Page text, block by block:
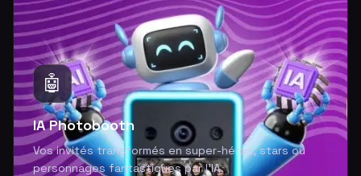
🤖
IA Photobooth
Vos invités transformés en super-héros, stars ou
personnages fantastiques par l'IA.